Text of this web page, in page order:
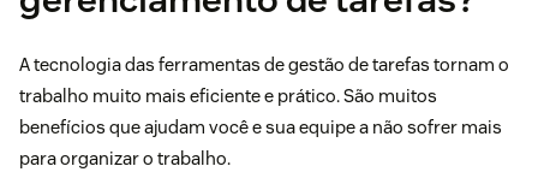
A tecnologia das ferramentas de gestão de tarefas tornam o
trabalho muito mais eficiente e prático. São muitos
benefícios que ajudam você e sua equipe a não sofrer mais
para organizar o trabalho.